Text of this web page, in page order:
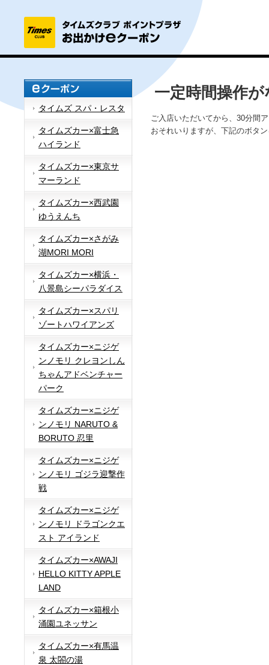
タイムズ スパ・レスタ
タイムズカー×富士急
ハイランド
タイムズカー×東京サ
マーランド
タイムズカー×西武園
ゆうえんち
タイムズカー×さがみ
湖MORI MORI
タイムズカー×横浜・
八景島シーパラダイス
タイムズカー×スパリ
ゾートハワイアンズ
タイムズカー×ニジゲ
ンノモリ クレヨンしん
ちゃんアドベンチャー
パーク
タイムズカー×ニジゲ
ンノモリ NARUTO &
BORUTO 忍里
タイムズカー×ニジゲ
ンノモリ ゴジラ迎撃作
戦
タイムズカー×ニジゲ
ンノモリ ドラゴンクエ
スト アイランド
タイムズカー×AWAJI
HELLO KITTY APPLE
LAND
タイムズカー×箱根小
涌園ユネッサン
タイムズカー×有馬温
泉 太閤の湯
一定時間操作
ご入店いただいてから、30分間
おそれいりますが、下記のボタ